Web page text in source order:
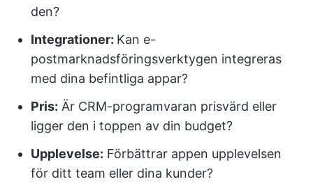
den?
Integrationer: Kan e-
postmarknadsföringsverktygen integreras
med dina befintliga appar?
Pris: Är CRM-programvaran prisvärd eller
ligger den i toppen av din budget?
Upplevelse: Förbättrar appen upplevelsen
för ditt team eller dina kunder?